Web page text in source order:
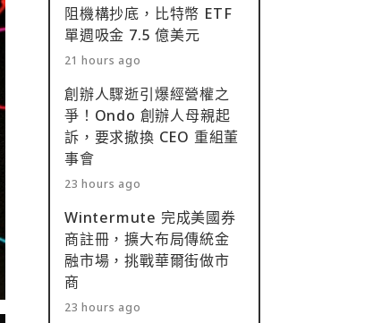
阻機構抄底，比特幣 ETF
單週吸金 7.5 億美元
21 hours ago
創辦人驟逝引爆經營權之
爭！Ondo 創辦人母親起
訴，要求撤換 CEO 重組董
事會
23 hours ago
Wintermute 完成美國券
商註冊，擴大布局傳統金
融市場，挑戰華爾街做市
商
23 hours ago